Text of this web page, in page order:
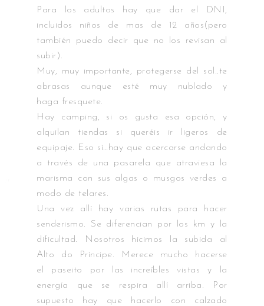
Para los adultos hay que dar el DNI,
incluidos niños de mas de 12 años(pero
también puedo decir que no los revisan al
subir).
Muy, muy importante, protegerse del sol..te
abrasas aunque esté muy nublado y
haga fresquete.
Hay camping, si os gusta esa opción, y
alquilan tiendas si queréis ir ligeros de
equipaje. Eso sí…hay que acercarse andando
a través de una pasarela que atraviesa la
marisma con sus algas o musgos verdes a
modo de telares.
Una vez allí hay varias rutas para hacer
senderismo. Se diferencian por los km y la
dificultad. Nosotros hicimos la subida al
Alto do Príncipe. Merece mucho hacerse
el paseito por las increíbles vistas y la
energía que se respira allí arriba. Por
supuesto hay que hacerlo con calzado